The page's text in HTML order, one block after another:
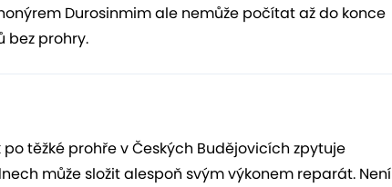
Durosinmim ale nemůže počítat až do konce
bez prohry.
těžké prohře v Českých Budějovicích zpytuje
může složit alespoň svým výkonem reparát. Není